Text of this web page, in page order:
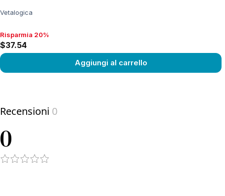
Vetalogica
Risparmia 20%, $37.54
Risparmia 20%
$37.54
Aggiungi al carrello
Recensioni 0
0